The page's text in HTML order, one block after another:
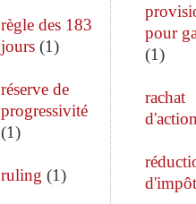
règle des 183
jours(1)
réserve de
progressivité
(1)
ruling (1)
pour
(1)
rachat
d'impôt